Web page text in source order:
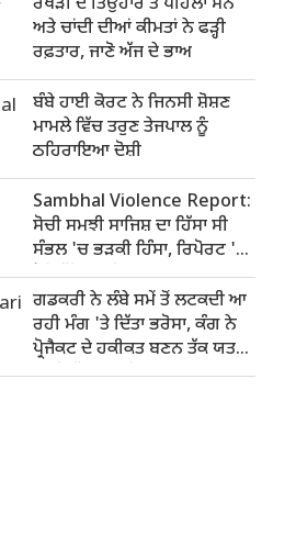
ਰੱਖੜੀ ਦੇ ਤਿਉਹਾਰ ਤੋਂ ਪਹਿਲਾਂ ਸੋਨੇ
ਅਤੇ ਚਾਂਦੀ ਦੀਆਂ ਕੀਮਤਾਂ ਨੇ ਫੜ੍ਹੀ
ਰਫ਼ਤਾਰ, ਜਾਣੋ ਅੱਜ ਦੇ ਭਾਅ
ਬੰਬੇ ਹਾਈ ਕੋਰਟ ਨੇ ਜਿਨਸੀ ਸ਼ੋਸ਼ਣ
ਮਾਮਲੇ ਵਿੱਚ ਤਰੁਣ ਤੇਜਪਾਲ ਨੂੰ
ਠਹਿਰਾਇਆ ਦੋਸ਼ੀ
Sambhal Violence Report:
ਸੋਚੀ ਸਮਝੀ ਸਾਜਿਸ਼ ਦਾ ਹਿੱਸਾ ਸੀ
ਸੰਭਲ 'ਚ ਭੜਕੀ ਹਿੰਸਾ, ਰਿਪੋਰਟ 'ਚ
ਹੋਏ ਵੱਡੇ ਖੁਲਾਸੇ
ਗਡਕਰੀ ਨੇ ਲੰਬੇ ਸਮੇਂ ਤੋਂ ਲਟਕਦੀ ਆ
ਰਹੀ ਮੰਗ 'ਤੇ ਦਿੱਤਾ ਭਰੋਸਾ, ਕੰਗ ਨੇ
ਪ੍ਰੋਜੈਕਟ ਦੇ ਹਕੀਕਤ ਬਣਨ ਤੱਕ ਯਤਨ
ਜਾਰੀ ਰੱਖਣ ਦਾ ਲਿਆ ਪ੍ਰਣ